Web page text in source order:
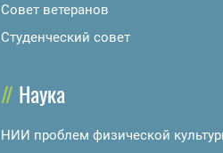
Совет ветеранов
Студенческий совет
Наука
НИИ проблем физической